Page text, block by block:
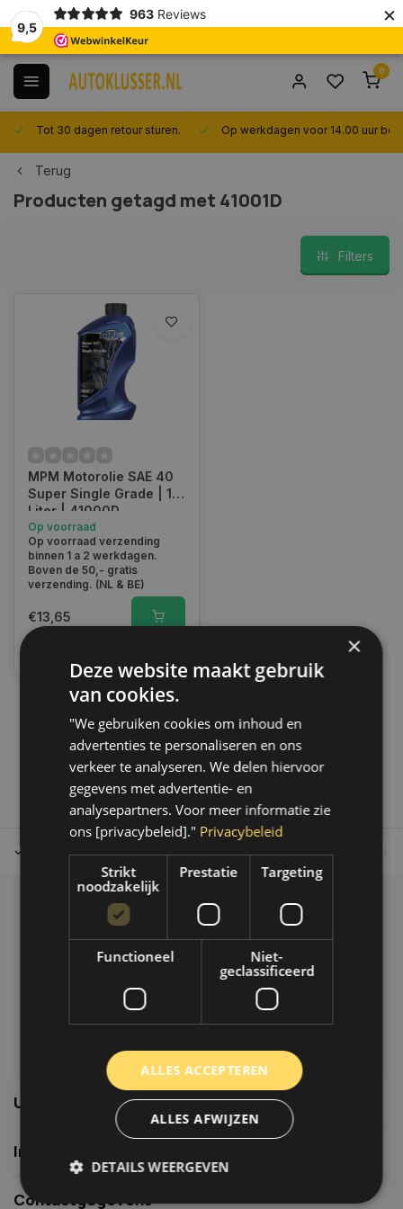
9,5
963 Reviews ×
0
Tot 30 dagen retour sturen. Op werkdagen voor 14.00 uur
Terug
Producten getagd met 41001D
Filters
MPM Motorolie SAE 40
Super Single Grade | 1
Liter | 41000D
Op voorraad
Op voorraad verzending
binnen 1 a 2 werkdagen.
Boven de 50,- gratis
verzending. (NL & BE)
€13,65
1
Tot 30 dagen retour sturen. Op werkdagen voor 14.00 uur
Klantenservice
Veelgestelde vragen
06-39119169
info@autoklusser.nl
Usefull links
Informatie
Contactgegevens
×
Deze website maakt gebruik
van cookies.
"We gebruiken cookies om inhoud en
advertenties te personaliseren en ons
verkeer te analyseren. We delen hiervoor
gegevens met advertentie- en
analysepartners. Voor meer informatie zie
ons [privacybeleid]." Privacybeleid
Strikt
noodzakelijk
Prestatie Targeting
Functioneel
Niet-
geclassificeerd
ALLES ACCEPTEREN
ALLES AFWIJZEN
DETAILS WEERGEVEN